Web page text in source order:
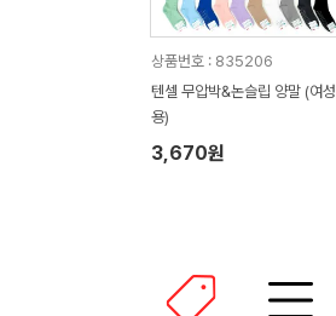
상품번호 : 835206
텐셀 무압박&논슬립 양말 (여성
용)
3,670원